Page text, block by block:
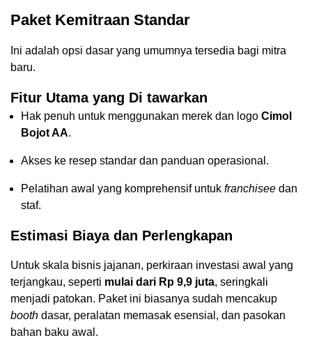
Paket Kemitraan Standar
Ini adalah opsi dasar yang umumnya tersedia bagi mitra
baru.
Fitur Utama yang Di tawarkan
Hak penuh untuk menggunakan merek dan logo Cimol
Bojot AA.
Akses ke resep standar dan panduan operasional.
Pelatihan awal yang komprehensif untuk franchisee dan
staf.
Estimasi Biaya dan Perlengkapan
Untuk skala bisnis jajanan, perkiraan investasi awal yang
terjangkau, seperti mulai dari Rp 9,9 juta, seringkali
menjadi patokan. Paket ini biasanya sudah mencakup
booth dasar, peralatan memasak esensial, dan pasokan
bahan baku awal.